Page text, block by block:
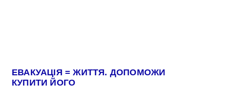
ЕВАКУАЦІЯ = ЖИТТЯ. ДОПОМОЖИ
КУПИТИ ЙОГО